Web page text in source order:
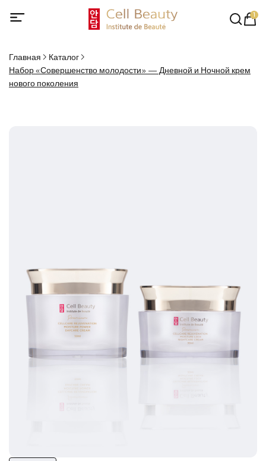
1
Главная
Каталог
Набор «Совершенство молодости» — Дневной и Ночной крем
нового поколения